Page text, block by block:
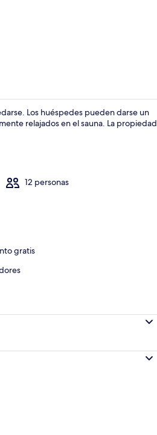
Los huéspedes pueden darse un
relajados en el sauna. La propiedad
12 personas
gratis